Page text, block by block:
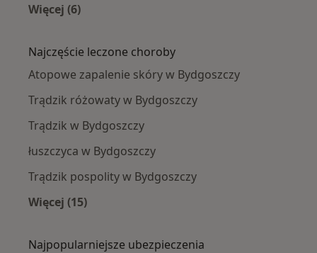
Więcej (6)
Najczęście leczone choroby
Atopowe zapalenie skóry w Bydgoszczy
Trądzik różowaty w Bydgoszczy
Trądzik w Bydgoszczy
łuszczyca w Bydgoszczy
Trądzik pospolity w Bydgoszczy
Więcej (15)
Najpopularniejsze ubezpieczenia